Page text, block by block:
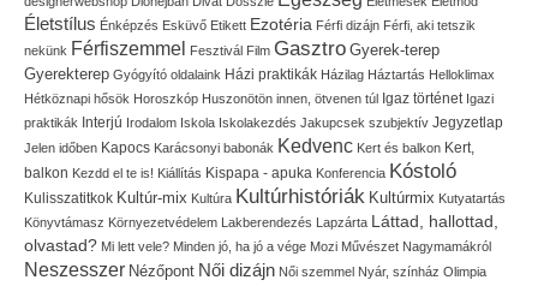
Életstílus Énképzés Esküvő Etikett Ezotéria Férfi dizájn Férfi, aki tetszik
nekünk Férfiszemmel Fesztivál Film Gasztro Gyerek-terep
Gyerekterep Gyógyító oldalaink Házi praktikák Házilag Háztartás Helloklimax
Hétköznapi hősök Horoszkóp Huszonötön innen, ötvenen túl Igaz történet Igazi
praktikák Interjú Irodalom Iskola Iskolakezdés Jakupcsek szubjektív Jegyzetlap
Jelen időben Kapocs Karácsonyi babonák Kedvenc Kert és balkon Kert,
balkon Kezdd el te is! Kiállítás Kispapa - apuka Konferencia Kóstoló
Kulisszatitkok Kultúr-mix Kultúra Kultúrhistóriák Kultúrmix Kutyatartás
Könyvtámasz Környezetvédelem Lakberendezés Lapzárta Láttad, hallottad,
olvastad? Mi lett vele? Minden jó, ha jó a vége Mozi Művészet Nagymamákról
Neszesszer Nézőpont Női dizájn Női szemmel Nyár, színház Olimpia